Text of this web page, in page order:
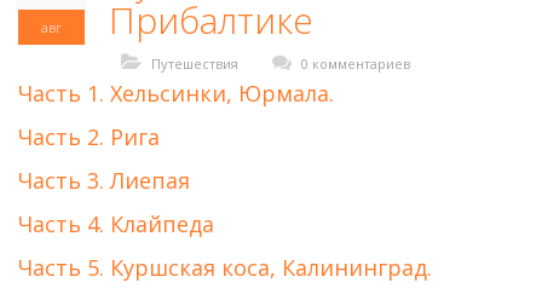
авг Прибалтике
Путешествия 0 комментариев
Часть 1. Хельсинки, Юрмала.
Часть 2. Рига
Часть 3. Лиепая
Часть 4. Клайпеда
Часть 5. Куршская коса, Калининград.